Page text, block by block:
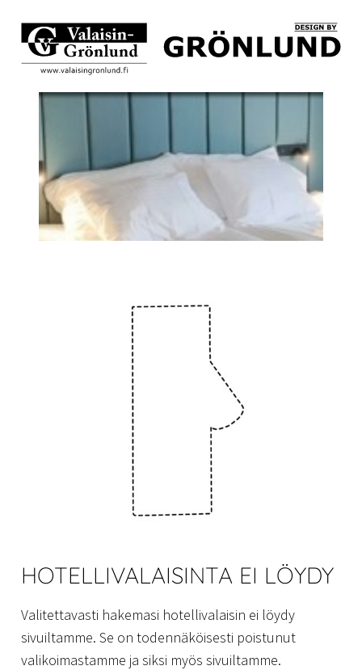
HOTELLIVALAISINTA EI LÖYDY
Valitettavasti hakemasi hotellivalaisin ei löydy
sivuiltamme. Se on todennäköisesti poistunut
valikoimastamme ja siksi myös sivuiltamme.